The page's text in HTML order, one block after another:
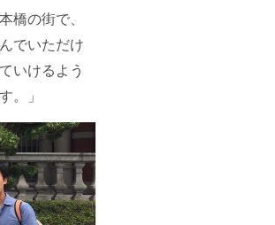
橋の街で、
でいただけ
いけるよう
。」